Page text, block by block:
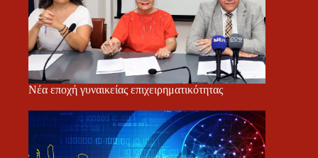
Νέα εποχή γυναικείας επιχειρηματικότητας